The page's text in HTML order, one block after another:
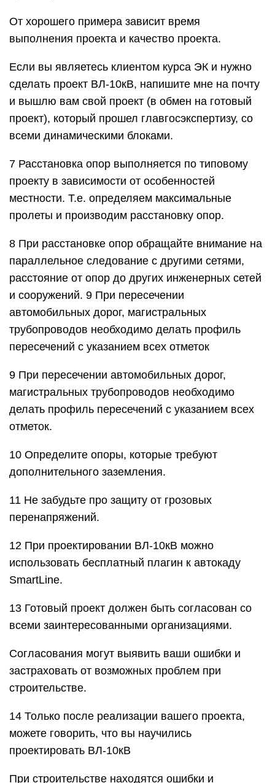
От хорошего примера зависит время
выполнения проекта и качество проекта.
Если вы являетесь клиентом курса ЭК и нужно
сделать проект ВЛ-10кВ, напишите мне на почту
и вышлю вам свой проект (в обмен на готовый
проект), который прошел главгосэкспертизу, со
всеми динамическими блоками.
7 Расстановка опор выполняется по типовому
проекту в зависимости от особенностей
местности. Т.е. определяем максимальные
пролеты и производим расстановку опор.
8 При расстановке опор обращайте внимание на
параллельное следование с другими сетями,
расстояние от опор до других инженерных сетей
и сооружений. 9 При пересечении
автомобильных дорог, магистральных
трубопроводов необходимо делать профиль
пересечений с указанием всех отметок
9 При пересечении автомобильных дорог,
магистральных трубопроводов необходимо
делать профиль пересечений с указанием всех
отметок.
10 Определите опоры, которые требуют
дополнительного заземления.
11 Не забудьте про защиту от грозовых
перенапряжений.
12 При проектировании ВЛ-10кВ можно
использовать бесплатный плагин к автокаду
SmartLine.
13 Готовый проект должен быть согласован со
всеми заинтересованными организациями.
Согласования могут выявить ваши ошибки и
застраховать от возможных проблем при
строительстве.
14 Только после реализации вашего проекта,
можете говорить, что вы научились
проектировать ВЛ-10кВ
При строительстве находятся ошибки и